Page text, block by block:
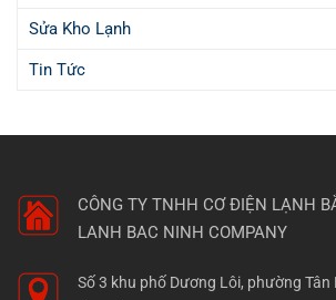
Sửa Kho Lạnh
Tin Tức
CÔNG TY TNHH CƠ ĐIỆN LẠNH
LANH BAC NINH COMPANY
Số 3 khu phố Dương Lôi, phường Tân